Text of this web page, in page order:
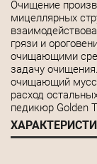
Очищение
мицеллярных
грязи и
очищающими
задачу
очищающий мусс
расход
педикюр Golden